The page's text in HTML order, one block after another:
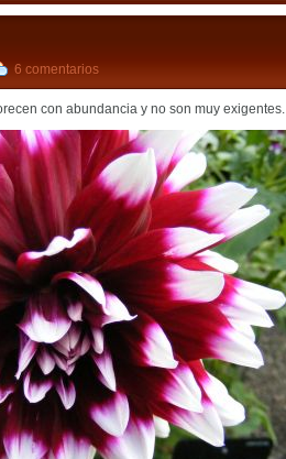
6 comentarios
con abundancia y no son muy exigentes.